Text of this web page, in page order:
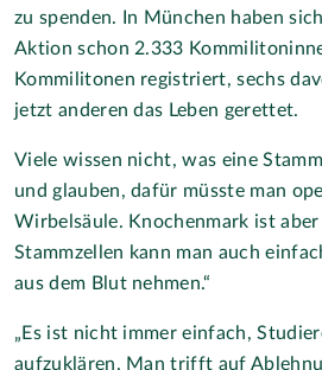
zu spenden. In München haben
Aktion schon 2.333
Kommilitonen registriert, sechs
jetzt anderen das Leben gerettet.
Viele wissen nicht, was eine
und glauben, dafür müsste man
Wirbelsäule. Knochenmark ist
Stammzellen kann man auch
aus dem Blut nehmen.“
„Es ist nicht immer einfach,
aufzuklären. Man trifft auf